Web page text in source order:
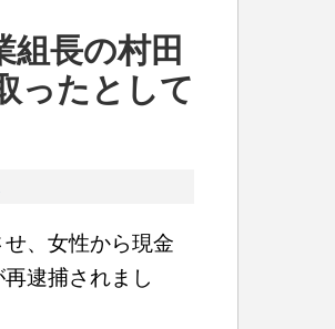
組長の村田
ったとして
、女性から現金
逮捕されまし